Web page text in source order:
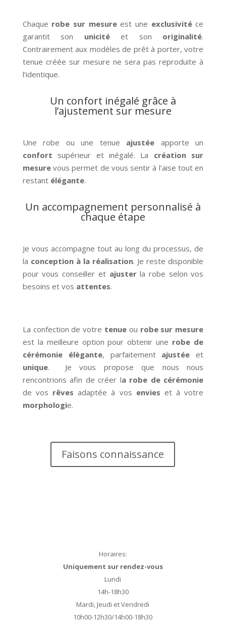
Chaque robe sur mesureest une exclusivitéce
garantit son unicitéet son originalité.
Contrairement aux modèles de prêt à porter, votre
tenue créée sur mesure ne sera pas reproduite à
l’identique.
Un confort inégalé grâce à
l’ajustement sur mesure
Une robe ou une tenue ajustée apporte un
confort supérieur et inégalé. La création sur
mesurevous permet de vous sentir à l’aise tout en
restant élégante.
Un accompagnement personnalisé à
chaque étape
Je vous accompagne tout au long du processus, de
la conception à la réalisation. Je reste disponible
pour vous conseiller et ajusterla robe selon vos
besoins et vos attentes.
La confection de votre tenue ou robe sur mesure
est la meilleure option pour obtenir une robe de
cérémonie
élègante, parfaitement ajustée et
unique. Je vous propose que nous nous
rencontrions afin de créer la robe de cérémonie
de vos rêves adaptée à vos envies et à votre
morphologie.
Faisons connaissance
Horaires:
Uniquement sur rendez-vous
Lundi
14h-18h30
Mardi, Jeudi et Vendredi
10h00-12h30/14h00-18h30